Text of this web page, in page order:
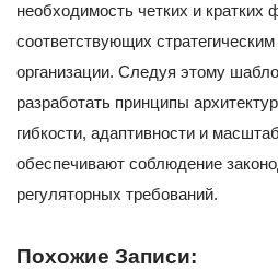
необходимость четких и кратких
соответствующих
организации. Следуя этому
разработать принципы
гибкости, адаптивности и
обеспечивают соблюдение
регуляторных требований.
Похожие Записи: